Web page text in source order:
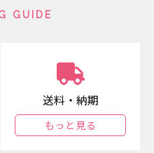
GUIDE
送料・納期
もっと見る